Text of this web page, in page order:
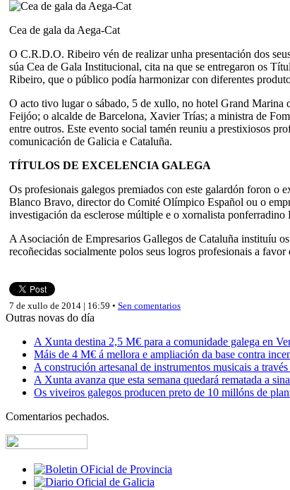
Cea de gala da Aega-Cat
O C.R.D.O. Ribeiro vén de realizar unha presentación dos
súa Cea de Gala Institucional, cita na que se entregaron os
Ribeiro, que o público podía harmonizar con diferentes
O acto tivo lugar o sábado, 5 de xullo, no hotel Grand
Feijóo; o alcalde de Barcelona, Xavier Trías; a ministra de
entre outros. Este evento social tamén reuniu a prestixiosos
comunicación de Galicia e Cataluña.
TÍTULOS DE EXCELENCIA GALEGA
Os profesionais galegos premiados con este galardón foron
Blanco Bravo, director do Comité Olímpico Español ou o
investigación da esclerose múltiple e o xornalista
A Asociación de Empresarios Gallegos de Cataluña instituíu
recoñecidas socialmente polos seus logros profesionais a
7 de xullo de 2014 | 16:59 • Sen comentarios
Outras novas do día
A Xunta destina 2,5 M€ para a comunidade galega en
Máis de 4 M€ á mellora e ampliación da base contra
A construción artesanal de instrumentos musicais a
A Xunta avanza que esta semana quedará rematada a
Os viveiros galegos producen preto de 10 millóns de
Comentarios pechados.